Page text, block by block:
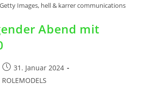
Images, hell & karrer communications
Abend mit
31. Januar 2024
ROLEMODELS